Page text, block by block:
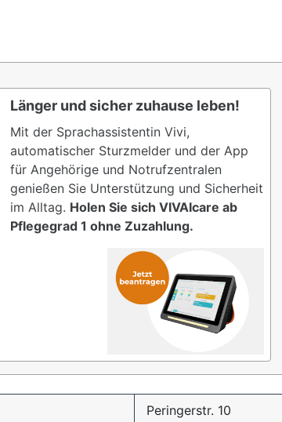
Länger und sicher zuhause leben!
Mit der Sprachassistentin Vivi,
automatischer Sturzmelder und der App
für Angehörige und Notrufzentralen
genießen Sie Unterstützung und Sicherheit
im Alltag. Holen Sie sich VIVAIcare ab
Pflegegrad 1 ohne Zuzahlung.
Peringerstr. 10